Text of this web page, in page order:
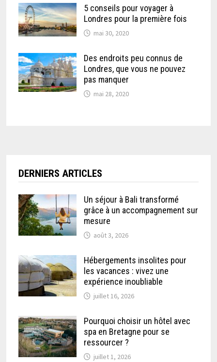
5 conseils pour voyager à
Londres pour la première fois
mai 30, 2020
Des endroits peu connus de
Londres, que vous ne pouvez
pas manquer
mai 28, 2020
DERNIERS ARTICLES
Un séjour à Bali transformé
grâce à un accompagnement sur
mesure
août 3, 2026
Hébergements insolites pour
les vacances : vivez une
expérience inoubliable
juillet 16, 2026
Pourquoi choisir un hôtel avec
spa en Bretagne pour se
ressourcer ?
juillet 1, 2026